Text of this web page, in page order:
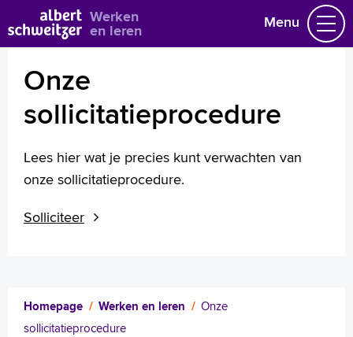
Werken
en leren Menu
Vacatures
Vakgebieden
Opleidingen & Stages
Hoe wij het doen
Vrijwilligerswerk
Bekijk alle vacatures
Onze
sollicitatieprocedure
Lees hier wat je precies kunt verwachten van
onze sollicitatieprocedure.
Solliciteer
Homepage Werken en leren
Onze
sollicitatieprocedure